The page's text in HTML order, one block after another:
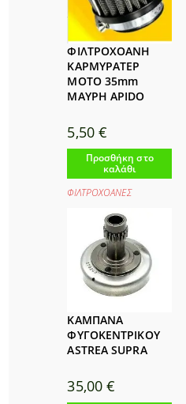
ΦΙΛΤΡΟΧΟΑΝΗ
ΚΑΡΜΥΡΑΤΕΡ
MOTO 35mm
ΜΑΥΡΗ APIDO
5,50 €
Προσθήκη στο
καλάθι
ΦΙΛΤΡΟΧΟΑΝΕΣ
ΚΑΜΠΑΝΑ
ΦΥΓΟΚΕΝΤΡΙΚΟΥ
ASTREA SUPRA
35,00€